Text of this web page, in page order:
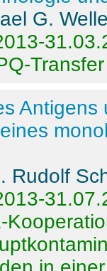
G.
Transfer
Rudolf